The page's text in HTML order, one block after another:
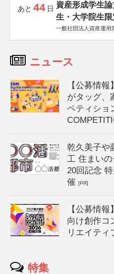
あと 44 日 資産形成学生
生・大学院生限
一般社団法人資産運用
ニュース
【公募情
がタッグ、
ペティショ
乾久美子や
工 住まい
20回記念
催[PR]
【公募情
向け創作コ
リエイティ
特集